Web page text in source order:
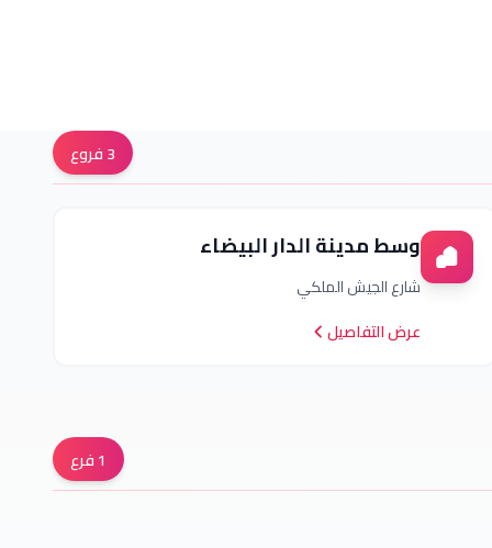
3فروع
وسط مدينة الدار البيضاء
شارع الجيش الملكي
عرض التفاصيل
1فرع